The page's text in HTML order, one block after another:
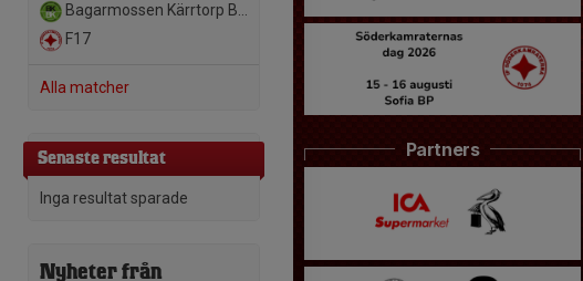
Bagarmossen Kärrtorp BK Grön 2
F17
Alla matcher
Senaste resultat
Inga resultat sparade
Nyheter från
Partners